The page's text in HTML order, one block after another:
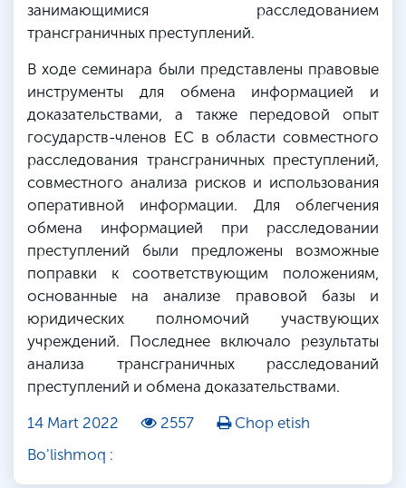
занимающимися расследованием
трансграничных преступлений.
В ходе семинара были представлены правовые
инструменты для обмена информацией и
доказательствами, а также передовой опыт
государств-членов ЕС в области совместного
расследования трансграничных преступлений,
совместного анализа рисков и использования
оперативной информации. Для облегчения
обмена информацией при расследовании
преступлений были предложены возможные
поправки к соответствующим положениям,
основанные на анализе правовой базы и
юридических полномочий участвующих
учреждений. Последнее включало результаты
анализа трансграничных расследований
преступлений и обмена доказательствами.
14 Mart 2022
2557
Chop etish
Bo'lishmoq :